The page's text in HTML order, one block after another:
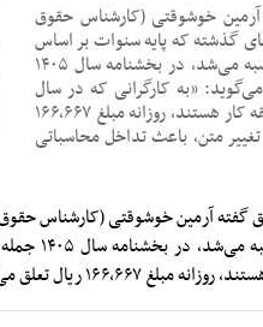
خوشوقتی (کارشناس حقوق
گذشته که پایه سنوات بر اساس
سالگرد ورود به کار محاسبه می‌شد، در بخشنامه سال ۱۴۰۵
«به کارگرانی که در سال
۱۴۰۵ دارای یک سال سابقه کار هستند، روزانه مبلغ ۱۶۶,۶۶۷
متن، باعث تداخل محاسباتی
گفته آرمین خوشوقتی (کارشناس
تغییر متن، باعث تداخل محاسباتی شده است.